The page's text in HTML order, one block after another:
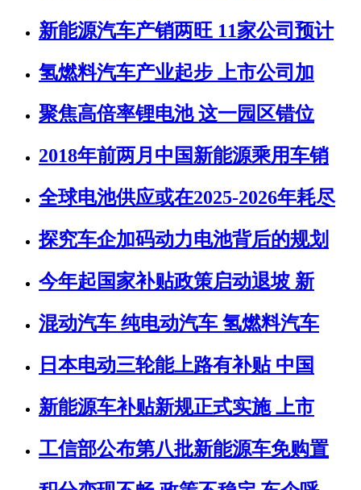
新能源汽车产销两旺 11家公司预计
氢燃料汽车产业起步 上市公司加
聚焦高倍率锂电池 这一园区错位
2018年前两月中国新能源乘用车销
全球电池供应或在2025-2026年耗尽
探究车企加码动力电池背后的规划
今年起国家补贴政策启动退坡 新
混动汽车 纯电动汽车 氢燃料汽车
日本电动三轮能上路有补贴 中国
新能源车补贴新规正式实施 上市
工信部公布第八批新能源车免购置